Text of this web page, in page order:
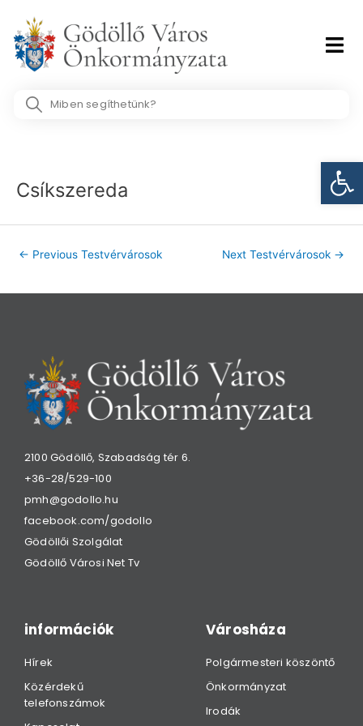
content
Search
Csíkszereda
← Previous Testvérvárosok Next Testvérvárosok →
2100 Gödöllő, Szabadság tér 6.
+36-28/529-100
pmh@godollo.hu
facebook.com/godollo
Gödöllői Szolgálat
Gödöllő Városi Net Tv
információk
Hírek
Közérdekű
telefonszámok
Városháza
Polgármesteri köszöntő
Önkormányzat
Irodák